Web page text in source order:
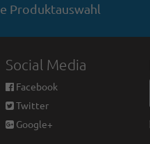
Produktauswahl
Social Media
Facebook
Twitter
Google+